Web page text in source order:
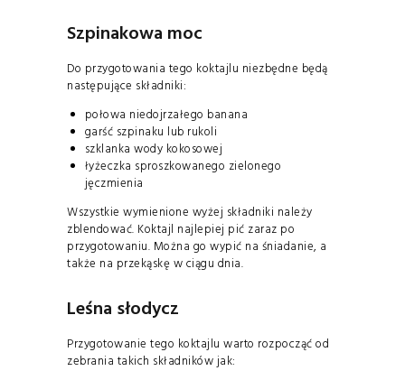
Szpinakowa moc
Do przygotowania tego koktajlu niezbędne będą
następujące składniki:
połowa niedojrzałego banana
garść szpinaku lub rukoli
szklanka wody kokosowej
łyżeczka sproszkowanego zielonego
jęczmienia
Wszystkie wymienione wyżej składniki należy
zblendować. Koktajl najlepiej pić zaraz po
przygotowaniu. Można go wypić na śniadanie, a
także na przekąskę w ciągu dnia.
Leśna słodycz
Przygotowanie tego koktajlu warto rozpocząć od
zebrania takich składników jak: